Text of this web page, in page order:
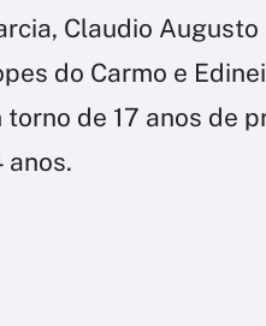
Claudio
do Carmo e
de 17 anos de
anos.